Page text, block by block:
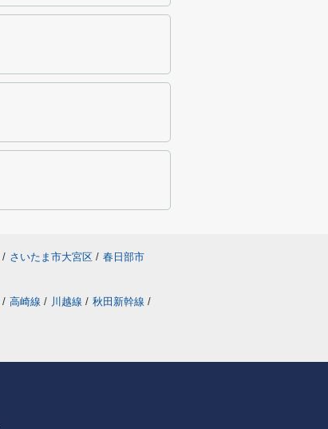
/ さいたま市大宮区 / 春日部市
/ 高崎線 / 川越線 / 秋田新幹線 /